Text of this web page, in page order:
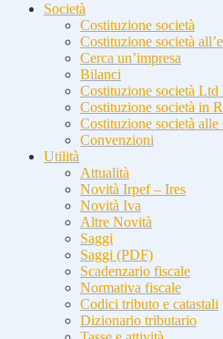
Società
Costituzione società
Costituzione società
Cerca un’impresa
Bilanci
Costituzione società Ltd
Costituzione società in
Costituzione società alle
Convenzioni
Utilità
Attualità
Novità Irpef – Ires
Novità Iva
Altre Novità
Saggi
Saggi (PDF)
Scadenzario fiscale
Normativa fiscale
Codici tributo e catastali
Dizionario tributario